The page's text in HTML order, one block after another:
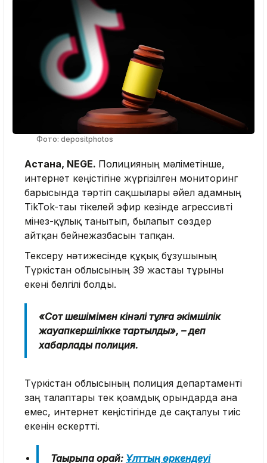
Фото: depositphotos
Астана, NEGE. Полицияның мәліметінше,
интернет кеңістігіне жүргізілген мониторинг
барысында тәртіп сақшылары әйел адамның
TikTok-тағы тікелей эфир кезінде агрессивті
мінез-құлық танытып, былапыт сөздер
айтқан бейнежазбасын тапқан.
Тексеру нәтижесінде құқық бұзушының
Түркістан облысының 39 жастағы тұрғыны
екені белгілі болды.
«Сот шешімімен кінәлі тұлға әкімшілік
жауапкершілікке тартылды», – деп
хабарлады полиция.
Түркістан облысының полиция департаменті
заң талаптары тек қоғамдық орындарда ғана
емес, интернет кеңістігінде де сақталуы тиіс
екенін ескертті.
Тақырыпқа орай: Ұлттың өркендеуі